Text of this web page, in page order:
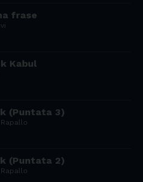
frase
Kabul
(Puntata 3)
(Puntata 2)